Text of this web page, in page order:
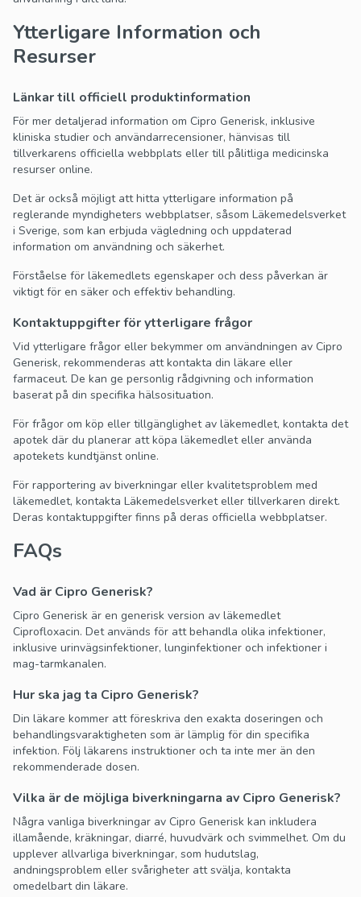
Ytterligare Information och
Resurser
Länkar till officiell produktinformation
För mer detaljerad information om Cipro Generisk, inklusive
kliniska studier och användarrecensioner, hänvisas till
tillverkarens officiella webbplats eller till pålitliga medicinska
resurser online.
Det är också möjligt att hitta ytterligare information på
reglerande myndigheters webbplatser, såsom Läkemedelsverket
i Sverige, som kan erbjuda vägledning och uppdaterad
information om användning och säkerhet.
Förståelse för läkemedlets egenskaper och dess påverkan är
viktigt för en säker och effektiv behandling.
Kontaktuppgifter för ytterligare frågor
Vid ytterligare frågor eller bekymmer om användningen av Cipro
Generisk, rekommenderas att kontakta din läkare eller
farmaceut. De kan ge personlig rådgivning och information
baserat på din specifika hälsosituation.
För frågor om köp eller tillgänglighet av läkemedlet, kontakta det
apotek där du planerar att köpa läkemedlet eller använda
apotekets kundtjänst online.
För rapportering av biverkningar eller kvalitetsproblem med
läkemedlet, kontakta Läkemedelsverket eller tillverkaren direkt.
Deras kontaktuppgifter finns på deras officiella webbplatser.
FAQs
Vad är Cipro Generisk?
Cipro Generisk är en generisk version av läkemedlet
Ciprofloxacin. Det används för att behandla olika infektioner,
inklusive urinvägsinfektioner, lunginfektioner och infektioner i
mag-tarmkanalen.
Hur ska jag ta Cipro Generisk?
Din läkare kommer att föreskriva den exakta doseringen och
behandlingsvaraktigheten som är lämplig för din specifika
infektion. Följ läkarens instruktioner och ta inte mer än den
rekommenderade dosen.
Vilka är de möjliga biverkningarna av Cipro Generisk?
Några vanliga biverkningar av Cipro Generisk kan inkludera
illamående, kräkningar, diarré, huvudvärk och svimmelhet. Om du
upplever allvarliga biverkningar, som hudutslag,
andningsproblem eller svårigheter att svälja, kontakta
omedelbart din läkare.